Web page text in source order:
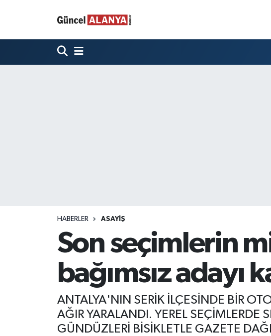
HABERLER ASAYIŞ
Son seçimlerin
bağımsız adayı
ANTALYA'NIN SERİK İLÇESİNDE BİR
AĞIR YARALANDI. YEREL SEÇİMLERDE
GÜNDÜZLERİ BİSİKLETLE GAZETE